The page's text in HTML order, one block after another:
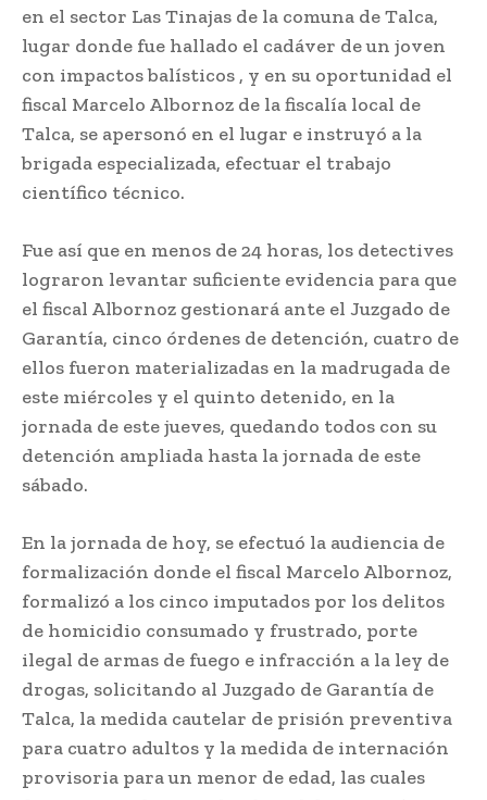
en el sector Las Tinajas de la comuna de Talca,
lugar donde fue hallado el cadáver de un joven
con impactos balísticos , y en su oportunidad el
fiscal Marcelo Albornoz de la fiscalía local de
Talca, se apersonó en el lugar e instruyó a la
brigada especializada, efectuar el trabajo
científico técnico.
Fue así que en menos de 24 horas, los detectives
lograron levantar suficiente evidencia para que
el fiscal Albornoz gestionará ante el Juzgado de
Garantía, cinco órdenes de detención, cuatro de
ellos fueron materializadas en la madrugada de
este miércoles y el quinto detenido, en la
jornada de este jueves, quedando todos con su
detención ampliada hasta la jornada de este
sábado.
En la jornada de hoy, se efectuó la audiencia de
formalización donde el fiscal Marcelo Albornoz,
formalizó a los cinco imputados por los delitos
de homicidio consumado y frustrado, porte
ilegal de armas de fuego e infracción a la ley de
drogas, solicitando al Juzgado de Garantía de
Talca, la medida cautelar de prisión preventiva
para cuatro adultos y la medida de internación
provisoria para un menor de edad, las cuales